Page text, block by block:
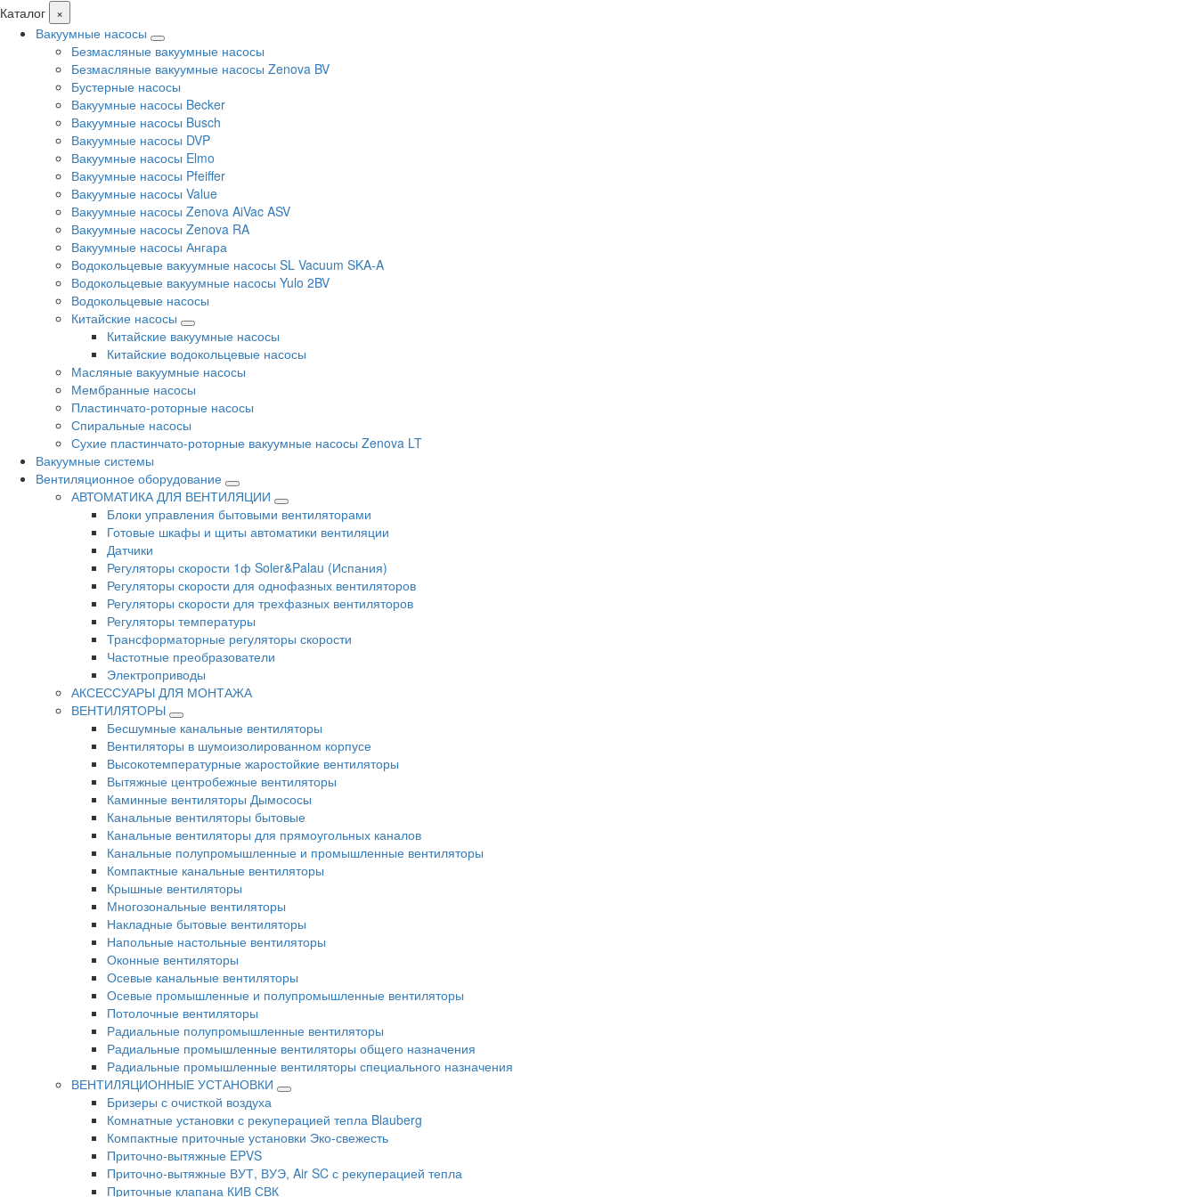
Каталог
×
Вакуумные насосы
Безмасляные вакуумные насосы
Безмасляные вакуумные насосы Zenova BV
Бустерные насосы
Вакуумные насосы Becker
Вакуумные насосы Busch
Вакуумные насосы DVP
Вакуумные насосы Elmo
Вакуумные насосы Pfeiffer
Вакуумные насосы Value
Вакуумные насосы Zenova AiVac ASV
Вакуумные насосы Zenova RA
Вакуумные насосы Ангара
Водокольцевые вакуумные насосы SL Vacuum SKA-A
Водокольцевые вакуумные насосы Yulo 2BV
Водокольцевые насосы
Китайские насосы
Китайские вакуумные насосы
Китайские водокольцевые насосы
Масляные вакуумные насосы
Мембранные насосы
Пластинчато-роторные насосы
Спиральные насосы
Сухие пластинчато-роторные вакуумные насосы Zenova LT
Вакуумные системы
Вентиляционное оборудование
АВТОМАТИКА ДЛЯ ВЕНТИЛЯЦИИ
Блоки управления бытовыми вентиляторами
Готовые шкафы и щиты автоматики вентиляции
Датчики
Регуляторы скорости 1ф Soler&Palau (Испания)
Регуляторы скорости для однофазных вентиляторов
Регуляторы скорости для трехфазных вентиляторов
Регуляторы температуры
Трансформаторные регуляторы скорости
Частотные преобразователи
Электроприводы
АКСЕССУАРЫ ДЛЯ МОНТАЖА
ВЕНТИЛЯТОРЫ
Бесшумные канальные вентиляторы
Вентиляторы в шумоизолированном корпусе
Высокотемпературные жаростойкие вентиляторы
Вытяжные центробежные вентиляторы
Каминные вентиляторы Дымососы
Канальные вентиляторы бытовые
Канальные вентиляторы для прямоугольных каналов
Канальные полупромышленные и промышленные вентиляторы
Компактные канальные вентиляторы
Крышные вентиляторы
Многозональные вентиляторы
Накладные бытовые вентиляторы
Напольные настольные вентиляторы
Оконные вентиляторы
Осевые канальные вентиляторы
Осевые промышленные и полупромышленные вентиляторы
Потолочные вентиляторы
Радиальные полупромышленные вентиляторы
Радиальные промышленные вентиляторы общего назначения
Радиальные промышленные вентиляторы специального назначения
ВЕНТИЛЯЦИОННЫЕ УСТАНОВКИ
Бризеры с очисткой воздуха
Комнатные установки с рекуперацией тепла Blauberg
Компактные приточные установки Эко-свежесть
Приточно-вытяжные EPVS
Приточно-вытяжные ВУТ, ВУЭ, Air SC с рекуперацией тепла
Приточные клапана КИВ СВК